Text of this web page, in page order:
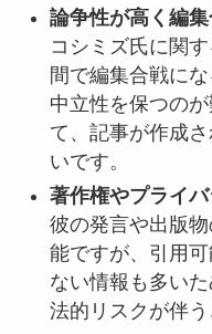
論争性が高く編
コシミズ氏に関
間で編集合戦に
中立性を保つの
て、記事が作成
いです。
著作権やプライ
彼の発言や出版
能ですが、引用
ない情報も多い
法的リスクが伴う